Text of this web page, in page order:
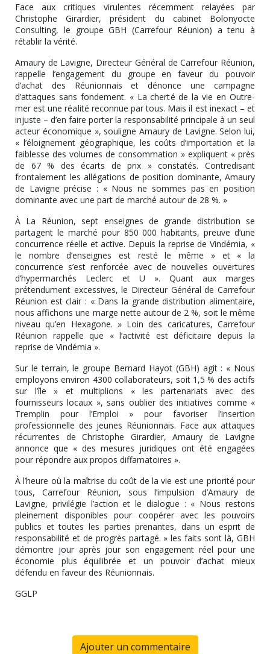
Face aux critiques virulentes récemment relayées par
Christophe Girardier, président du cabinet Bolonyocte
Consulting, le groupe GBH (Carrefour Réunion) a tenu à
rétablir la vérité.
Amaury de Lavigne, Directeur Général de Carrefour Réunion,
rappelle l’engagement du groupe en faveur du pouvoir
d’achat des Réunionnais et dénonce une campagne
d’attaques sans fondement. « La cherté de la vie en Outre-
mer est une réalité reconnue par tous. Mais il est inexact – et
injuste – d’en faire porter la responsabilité principale à un seul
acteur économique », souligne Amaury de Lavigne. Selon lui,
« l’éloignement géographique, les coûts d’importation et la
faiblesse des volumes de consommation » expliquent « près
de 67 % des écarts de prix » constatés. Contredisant
frontalement les allégations de position dominante, Amaury
de Lavigne précise : « Nous ne sommes pas en position
dominante avec une part de marché autour de 28 %. »
À La Réunion, sept enseignes de grande distribution se
partagent le marché pour 850 000 habitants, preuve d’une
concurrence réelle et active. Depuis la reprise de Vindémia, «
le nombre d’enseignes est resté le même » et « la
concurrence s’est renforcée avec de nouvelles ouvertures
d’hypermarchés Leclerc et U ». Quant aux marges
prétendument excessives, le Directeur Général de Carrefour
Réunion est clair : « Dans la grande distribution alimentaire,
nous affichons une marge nette autour de 2 %, soit le même
niveau qu’en Hexagone. » Loin des caricatures, Carrefour
Réunion rappelle que « l’activité est déficitaire depuis la
reprise de Vindémia ».
Sur le terrain, le groupe Bernard Hayot (GBH) agit : « Nous
employons environ 4300 collaborateurs, soit 1,5 % des actifs
sur l’île » et multiplions « les partenariats avec des
fournisseurs locaux », sans oublier des initiatives comme «
Tremplin pour l’Emploi » pour favoriser l’insertion
professionnelle des jeunes Réunionnais. Face aux attaques
récurrentes de Christophe Girardier, Amaury de Lavigne
annonce que « des mesures juridiques ont été engagées
pour répondre aux propos diffamatoires ».
À l’heure où la maîtrise du coût de la vie est une priorité pour
tous, Carrefour Réunion, sous l’impulsion d’Amaury de
Lavigne, privilégie l’action et le dialogue : « Nous restons
pleinement disponibles pour coopérer avec les pouvoirs
publics et toutes les parties prenantes, dans un esprit de
responsabilité et de progrès partagé. » les faits sont là, GBH
démontre jour après jour son engagement réel pour une
économie plus équilibrée et un pouvoir d’achat mieux
défendu en faveur des Réunionnais.
GGLP
Ajouter un commentaire